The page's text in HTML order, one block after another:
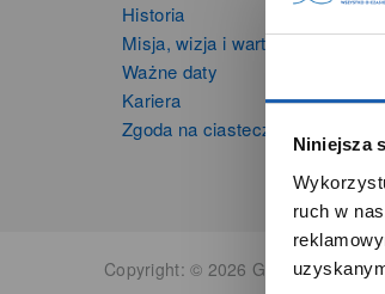
Niniejsza
ruch w
Historia
Misja, wizja i wartości Grupy
Ważne daty
Kariera
Zgoda na ciasteczka
Copyright: © 2026 Grupa Zibi S.A.